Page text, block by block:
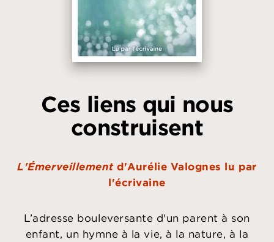
Ces liens qui nous
construisent
L'Émerveillementd'Aurélie Valognes lu par
l'écrivaine
L’adresse bouleversante d'un parent à son
enfant, un hymne à la vie, à la nature, à la